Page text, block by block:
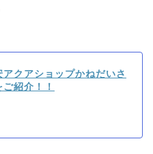
アクアショップかねだいさ
ご紹介！！